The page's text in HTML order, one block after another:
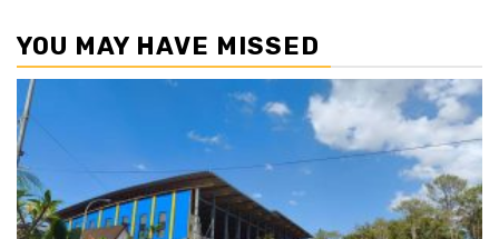
YOU MAY HAVE MISSED